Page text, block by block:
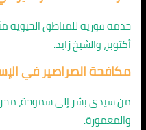
خدمة فورية للمناطق الحيوية
أكتوبر، والشيخ زايد.
مكافحة الصراصير في
من سيدي بشر إلى سموحة،
والمعمورة.